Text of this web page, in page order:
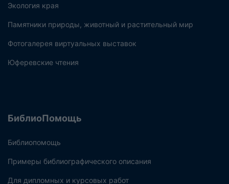
Экология края
Памятники природы, животный и растительный мир
Фотогалерея виртуальных выставок
Юферевские чтения
БиблиоПомощь
Библиопомощь
Примеры библиографического описания
Для дипломных и курсовых работ